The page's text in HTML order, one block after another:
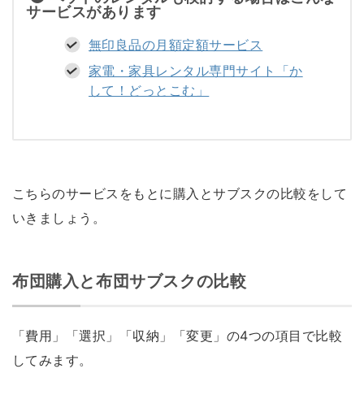
サービスがあります
無印良品の月額定額サービス
家電・家具レンタル専門サイト「か
して！どっとこむ」
こちらのサービスをもとに購入とサブスクの比較をして
いきましょう。
布団購入と布団サブスクの比較
「費用」「選択」「収納」「変更」の4つの項目で比較
してみます。